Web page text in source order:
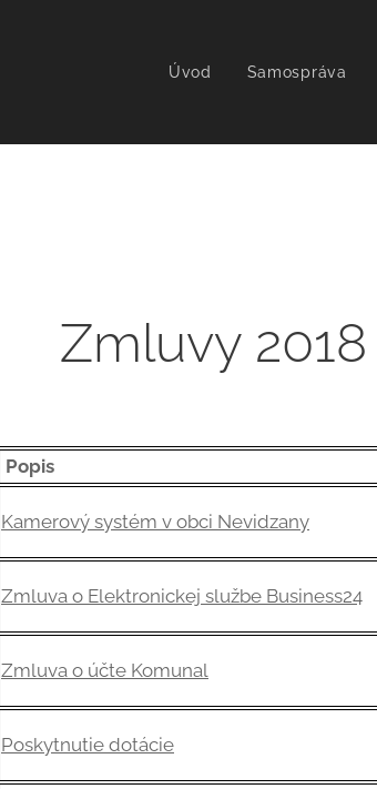
Úvod Samospráva
Zmluvy 2018
Popis
Kamerový systém v obci Nevidzany
Zmluva o Elektronickej službe Business24
Zmluva o účte Komunal
Poskytnutie dotácie